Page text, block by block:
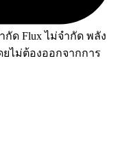
ด Flux ไม่จำกัด พลัง
ไม่ต้องออกจากการ